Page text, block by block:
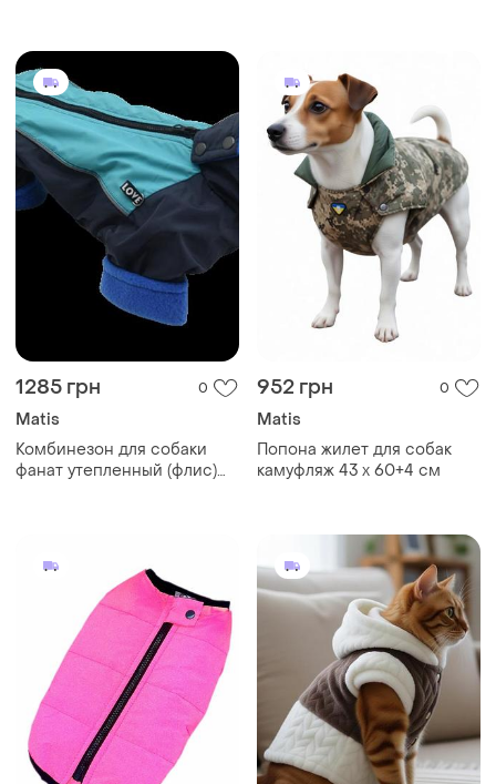
1285 грн 0
Matis
Комбинезон для собаки
фанат утепленный (флис)
952 грн 0
Matis
Попона жилет для собак
камуфляж 43 х 60+4 см